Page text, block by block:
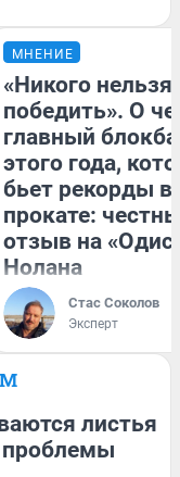
МНЕНИЕ
«Никого нельзя
победить». О
главный
этого года,
бьет рекорды в
прокате:
отзыв на
Нолана
Стас Соколов
Эксперт
листья